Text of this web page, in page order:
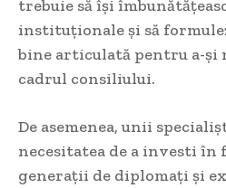
trebuie să își
instituționale și să
bine articulată pentru a-și
cadrul consiliului.
De asemenea, unii
necesitatea de a investi
generații de diplomați și